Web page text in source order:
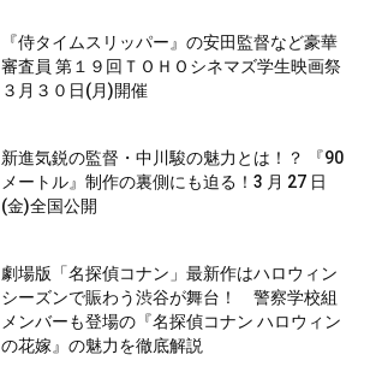
『侍タイムスリッパー』の安田監督など豪華
審査員 第１９回ＴＯＨＯシネマズ学生映画祭
３月３０日(月)開催
新進気鋭の監督・中川駿の魅力とは！？ 『90
メートル』制作の裏側にも迫る！3 月 27 日
(金)全国公開
劇場版「名探偵コナン」最新作はハロウィン
シーズンで賑わう渋谷が舞台！ 警察学校組
メンバーも登場の『名探偵コナン ハロウィン
の花嫁』の魅力を徹底解説